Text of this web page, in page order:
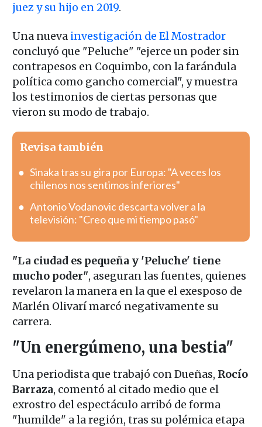
juez y su hijo en 2019.
Una nueva investigación de El Mostrador
concluyó que "Peluche" "ejerce un poder sin
contrapesos en Coquimbo, con la farándula
política como gancho comercial", y muestra
los testimonios de ciertas personas que
vieron su modo de trabajo.
Revisa también
Sinaka tras su gira por Europa: "A veces los
chilenos nos sentimos inferiores"
Antonio Vodanovic descarta volver a la
televisión: "Creo que mi tiempo pasó"
"La ciudad es pequeña y 'Peluche' tiene
mucho poder", aseguran las fuentes, quienes
revelaron la manera en la que el exesposo de
Marlén Olivarí marcó negativamente su
carrera.
"Un energúmeno, una bestia"
Una periodista que trabajó con Dueñas, Rocío
Barraza, comentó al citado medio que el
exrostro del espectáculo arribó de forma
"humilde" a la región, tras su polémica etapa